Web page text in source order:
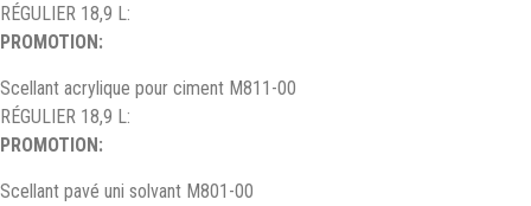
RÉGULIER 18,9 L:
PROMOTION:
Scellant acrylique pour ciment M811-00
RÉGULIER 18,9 L:
PROMOTION:
Scellant pavé uni solvant M801-00